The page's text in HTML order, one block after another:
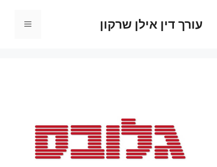
עורך דין אילן שרקון תפריט